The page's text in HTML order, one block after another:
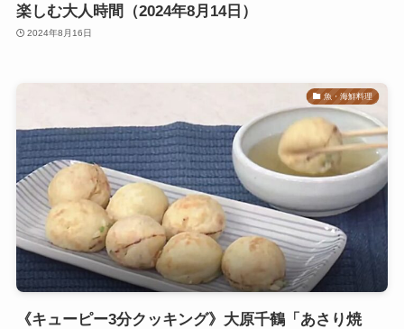
楽しむ大人時間（2024年8月14日）
2024年8月16日
魚・海鮮料理
《キューピー3分クッキング》大原千鶴「あさり焼